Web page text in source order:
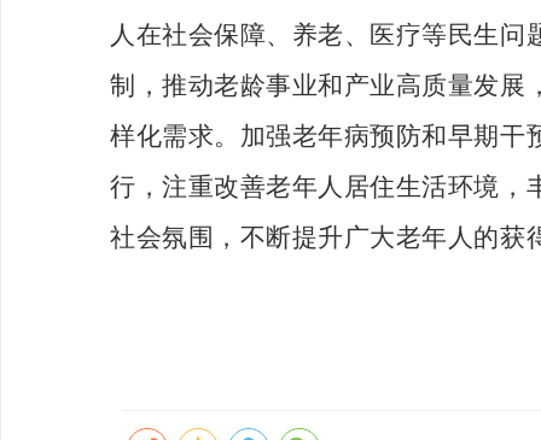
人在社会保障、养老、医疗等民生问
制，推动老龄事业和产业高质量发展
样化需求。加强老年病预防和早期干
行，注重改善老年人居住生活环境，
社会氛围，不断提升广大老年人的获